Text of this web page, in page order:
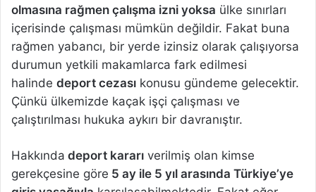
olmasına rağmen çalışma izni yoksa ülke sınırları
içerisinde çalışması mümkün değildir. Fakat buna
rağmen yabancı, bir yerde izinsiz olarak çalışıyorsa
durumun yetkili makamlarca fark edilmesi
halinde deport cezası konusu gündeme gelecektir.
Çünkü ülkemizde kaçak işçi çalışması ve
çalıştırılması hukuka aykırı bir davranıştır.
Hakkında deport kararı verilmiş olan kimse
gerekçesine göre 5 ay ile 5 yıl arasında Türkiye’ye